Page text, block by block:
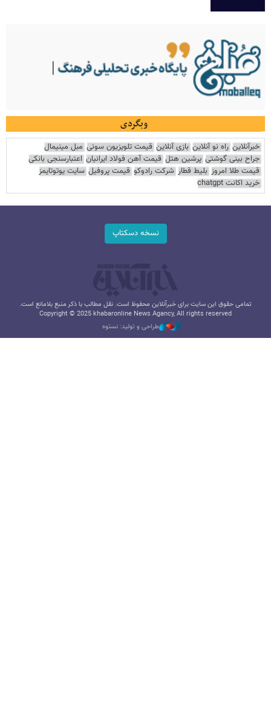
وبگردی
خبرآنلاین راه نو آنلاین بازی آنلاین قیمت تلویزیون سونی مبل مینیمال
جراح بینی گوشتی پرشین هتل قیمت آهن فولاد ایرانیان اعتبارسنجی بانکی
قیمت طلا امروز بلیط قطار شرکت رادوکو قیمت پروفیل سایت یوتوتایمز
خرید اکانت chatgpt
نسخه دسکتاپ
تمامی حقوق این سایت برای خبرآنلاین محفوظ است. نقل مطالب با ذکر منبع بلامانع است.
Copyright © 2025 khabaronline News Agancy, All rights reserved
طراحی و تولید: نستوه